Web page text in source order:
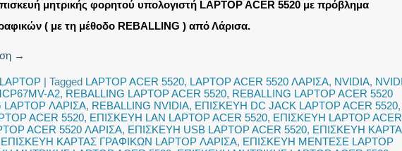
μητρικής φορητού υπολογιστή LAPTOP ACER 5520 με πρόβλημα
( με τη μέθοδο REBALLING ) από Λάρισα.
→
LAPTOP | Tagged LAPTOP ACER 5520, LAPTOP ACER 5520 ΛΑΡΙΣΑ, NVIDIA,
A2, REBALLING LAPTOP ACER 5520, REBALLING LAPTOP ACER 5520
LAPTOP ΛΑΡΙΣΑ, REBALLING NVIDIA, ΕΠΙΣΚΕΥΗ DC JACK LAPTOP ACER 5520,
ACER 5520, ΕΠΙΣΚΕΥΗ LAN LAPTOP ACER 5520, ΕΠΙΣΚΕΥΗ LAPTOP ACER
ACER 5520 ΛΑΡΙΣΑ, ΕΠΙΣΚΕΥΗ USB LAPTOP ACER 5520, ΕΠΙΣΚΕΥΗ
ΕΠΙΣΚΕΥΗ ΚΑΡΤΑΣ ΓΡΑΦΙΚΩΝ LAPTOP ΛΑΡΙΣΑ, ΕΠΙΣΚΕΥΗ ΜΕΝΤΕΣΕ LAPTOP